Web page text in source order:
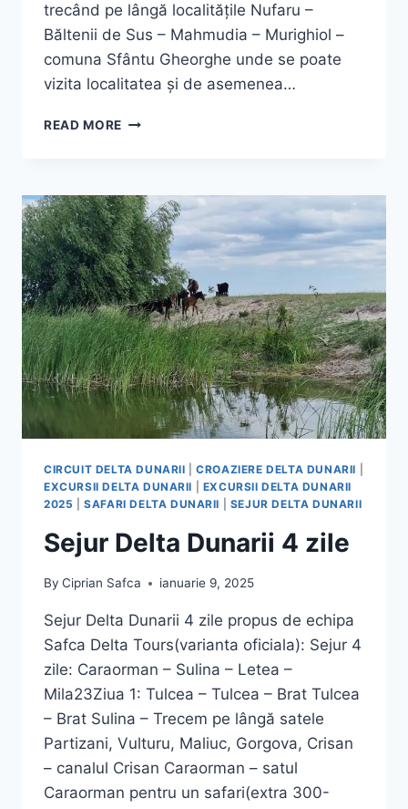
trecând pe lângă localitățile Nufaru –
Băltenii de Sus – Mahmudia – Murighiol –
comuna Sfântu Gheorghe unde se poate
vizita localitatea și de asemenea…
READ MORE SEJUR
ZILE
CIRCUIT DELTA DUNARII |CROAZIERE DELTA DUNARII
EXCURSII DELTA DUNARII
EXCURSII DELTA DUNARII
2025 |SAFARI DELTA DUNARII SEJUR DELTA DUNARII
Sejur Delta Dunarii 4 zile
By Ciprian Safca ianuarie 9, 2025
Sejur Delta Dunarii 4 zile propus de echipa
Safca Delta Tours(varianta oficiala): Sejur 4
zile: Caraorman – Sulina – Letea –
Mila23Ziua 1: Tulcea – Tulcea – Brat Tulcea
– Brat Sulina – Trecem pe lângă satele
Partizani, Vulturu, Maliuc, Gorgova, Crisan
– canalul Crisan Caraorman – satul
Caraorman pentru un safari(extra 300-